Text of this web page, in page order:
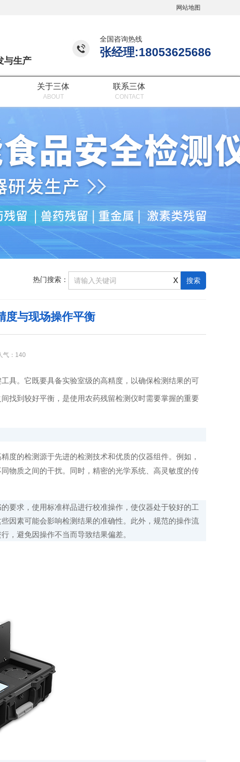
网站地图
与生产
全国咨询热线
张经理:18053625686
关于三体
ABOUT
联系三体
CONTACT
热门搜索： x
度与现场操作平衡
气： 140
具。它既要具备实验室级的高精度，以确保检测结果的可
找到较好平衡，是使用农药残留检测仪时需要掌握的重要
的检测源于先进的检测技术和优质的仪器组件。例如，
物质之间的干扰。同时，精密的光学系统、高灵敏度的传
求，使用标准样品进行校准操作，使仪器处于较好的工
因素可能会影响检测结果的准确性。此外，规范的操作流
，避免因操作不当而导致结果偏差。